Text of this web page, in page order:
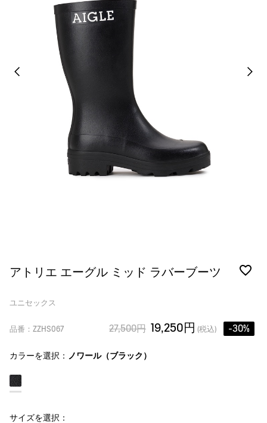
アトリエ エーグル ミッド ラバーブーツ
ユニセックス
品番：ZZHS067 27,500円 19,250円 (税込) -30%
カラーを選択： ノワール（ブラック）
サイズを選択：